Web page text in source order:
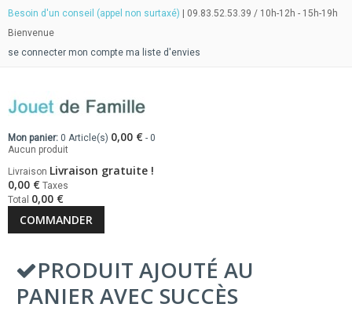
Besoin d'un conseil (appel non surtaxé) | 09.83.52.53.39 / 10h-12h - 15h-19h
Bienvenue
se connecter mon compte ma liste d'envies
Mon panier: 0 Article(s) 0,00 € - 0
Aucun produit
Livraison Livraison gratuite !
0,00 € Taxes
Total 0,00 €
COMMANDER
PRODUIT AJOUTÉ AU
PANIER AVEC SUCCÈS